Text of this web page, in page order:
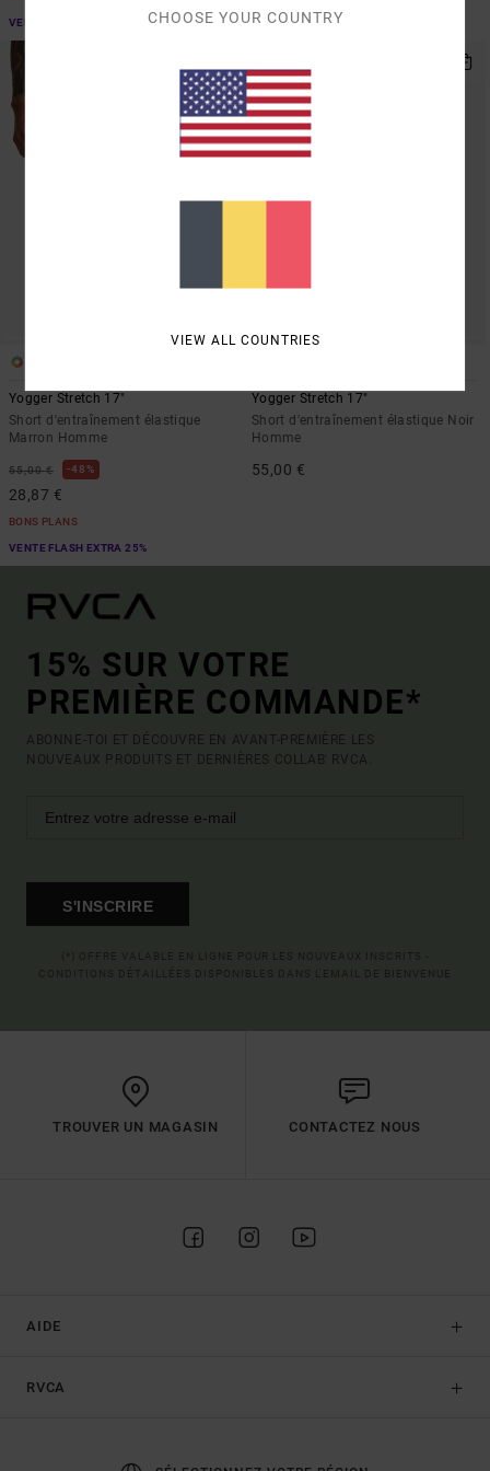
VENTE FLASH EXTRA 25%
Yogger Stretch 17"
Short d'entraînement élastique
Marron Homme
55,00 € 48%
28,87 €
BONS PLANS
VENTE FLASH EXTRA 25%
Yogger Stretch 17"
Short d'entraînement élastique Noir
Homme
55,00 €
15% SUR VOTRE
PREMIÈRE COMMANDE*
ABONNE-TOI ET DÉCOUVRE EN AVANT-PREMIÈRE LES
NOUVEAUX PRODUITS ET DERNIÈRES COLLAB' RVCA.
S'INSCRIRE
TROUVER UN MAGASIN CONTACTEZ NOUS
AIDE
RVCA
CHOOSE YOUR COUNTRY
VIEW ALL COUNTRIES